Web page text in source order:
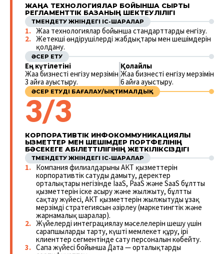
ЖАҢА ТЕХНОЛОГИЯЛАР БОЙЫНША СЫРТҚЫ
РЕГЛАМЕНТТІК БАЗАНЫҢ ШЕКТЕУЛІЛІГІ
ТӨМЕНДЕТУ ЖӨНІНДЕГІ ІС-ШАРАЛАР
Жаңа технологиялар бойынша стандарттарды енгізу.
Жетекші өндірушілердің жабдықтары мен шешімдерін
қолдану.
ӘСЕР ЕТУ
Ең күтілетіні
Жаңа бизнесті енгізу мерзімін
3 айға ауыстыру.
Қолайлы
Жаңа бизнесті енгізу мерзімін
6 айға ауыстыру.
ӘСЕР ЕТУДІ БАҒАЛАУ/ЫҚТИМАЛДЫҚ
3/3
КОРПОРАТИВТІК ИНФОКОММУНИКАЦИЯЛЫҚ
ҚЫЗМЕТТЕР МЕН ШЕШІМДЕР ПОРТФЕЛІНІҢ
БӘСЕКЕГЕ ҚАБІЛЕТТІЛІГІНІҢ ЖЕТКІЛІКСІЗДІГІ
ТӨМЕНДЕТУ ЖӨНІНДЕГІ ІС-ШАРАЛАР
Компания филиалдарының АКТ қызметтерін
корпоративтік сатуды дамыту, деректер
орталықтары негізінде IaaS, PaaS және SaaS бұлтты
қызметтерін іске асыру және жылжыту, бұлтты
сақтау жүйесі, АКТ қызметтерін жылжытудың ұзақ
мерзімді стратегиясын әзірлеу (маркетингтік және
жарнамалық шаралар).
Жүйелерді интеграциялау мәселелерін шешу үшін
сарапшыларды тарту, күшті мемлекет құру, ірі
клиенттер сегментінде сату персоналын көбейту.
Сапа жүйесі бойынша Дата — орталықтарды